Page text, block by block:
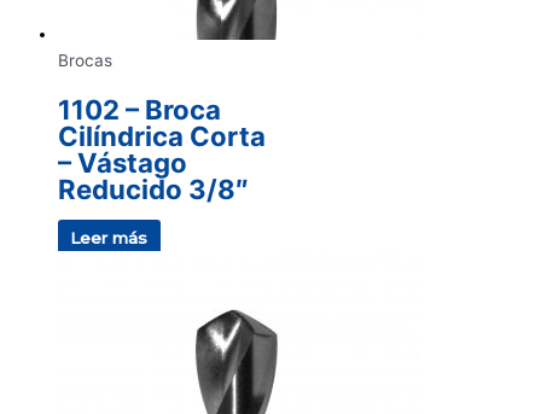
Brocas
1102 – Broca
Cilíndrica Corta
– Vástago
Reducido 3/8″
Leer más